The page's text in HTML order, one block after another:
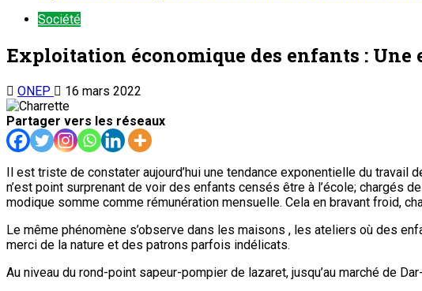
Société
Exploitation économique des enfants :
ONEP
16 mars 2022
Partager vers les réseaux
Il est triste de constater aujourd’hui une tendance exponentielle du
n’est point surprenant de voir des enfants censés être à l’école; chargés
modique somme comme rémunération mensuelle. Cela en bravant froid,
Le même phénomène s’observe dans les maisons , les ateliers où des
merci de la nature et des patrons parfois indélicats.
Au niveau du rond-point sapeur-pompier de lazaret, jusqu’au marché de